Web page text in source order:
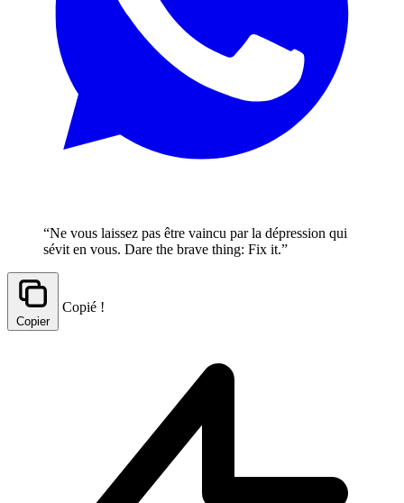
“Ne vous laissez pas être vaincu par la dépression qui
sévit en vous. Dare the brave thing: Fix it.”
Copier
Copié !